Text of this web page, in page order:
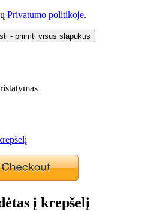
Privatumo politikoje.
- priimti visus slapukus
į krepšelį